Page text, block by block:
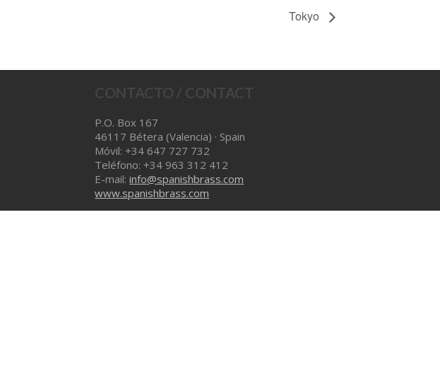
Tokyo
CONTACTO / CONTACT
P.O. Box 167
46117 Bétera (Valencia) · Spain
Móvil: +34 647 727 732
Teléfono: +34 963 312 412
E-mail:info@spanishbrass.com
www.spanishbrass.com